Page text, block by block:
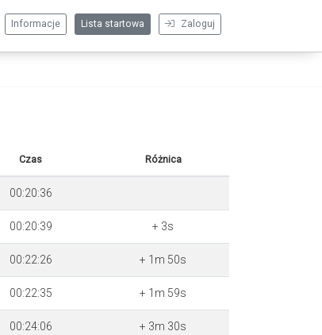
Zaloguj
Lista startowa
Informacje
Czas Różnica
00:20:36
00:20:39 + 3s
00:22:26 + 1m 50s
00:22:35 + 1m 59s
00:24:06 + 3m 30s